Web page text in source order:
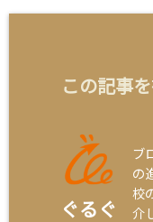
この記事
ぐるぐ
ブ
の
校
介